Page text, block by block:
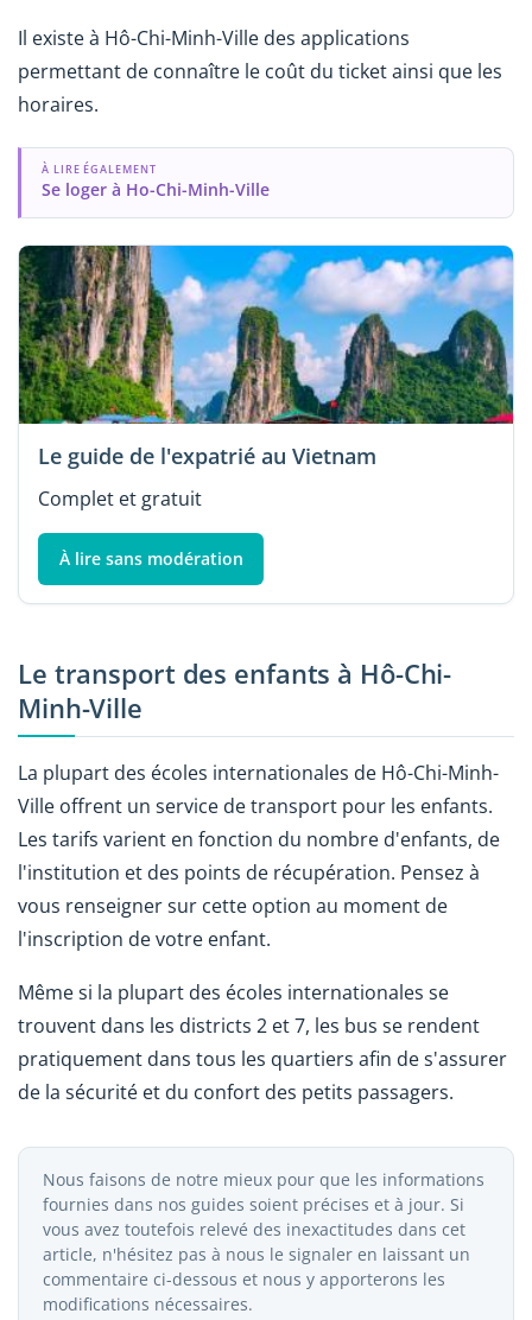
Il existe à Hô-Chi-Minh-Ville des applications
permettant de connaître le coût du ticket ainsi que les
horaires.
À LIRE ÉGALEMENT
Se loger à Ho-Chi-Minh-Ville
Le guide de l'expatrié au Vietnam
Complet et gratuit
À lire sans modération
Le transport des enfants à Hô-Chi-
Minh-Ville
La plupart des écoles internationales de Hô-Chi-Minh-
Ville offrent un service de transport pour les enfants.
Les tarifs varient en fonction du nombre d'enfants, de
l'institution et des points de récupération. Pensez à
vous renseigner sur cette option au moment de
l'inscription de votre enfant.
Même si la plupart des écoles internationales se
trouvent dans les districts 2 et 7, les bus se rendent
pratiquement dans tous les quartiers afin de s'assurer
de la sécurité et du confort des petits passagers.
Nous faisons de notre mieux pour que les informations
fournies dans nos guides soient précises et à jour. Si
vous avez toutefois relevé des inexactitudes dans cet
article, n'hésitez pas à nous le signaler en laissant un
commentaire ci-dessous et nous y apporterons les
modifications nécessaires.